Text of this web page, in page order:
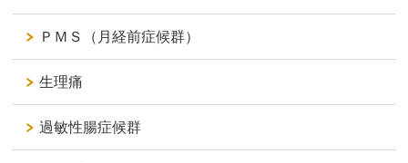
ＰＭＳ（月経前症候群）
生理痛
過敏性腸症候群